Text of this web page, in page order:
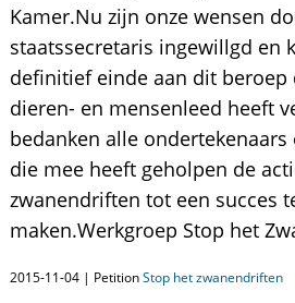
Kamer.Nu zijn onze wensen
staatssecretaris ingewillgd en
definitief einde aan dit beroep
dieren- en mensenleed heeft
bedanken alle ondertekenaars
die mee heeft geholpen de
zwanendriften tot een succes
maken.Werkgroep Stop het
2015-11-04 | PetitionStop het zwanendriften